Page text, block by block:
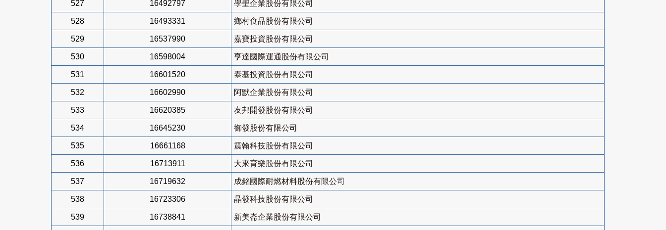
527 16492797 學聖企業股份有限公司
528 16493331 鄉村食品股份有限公司
529 16537990 嘉寶投資股份有限公司
530 16598004 亨達國際運通股份有限公司
531 16601520 泰基投資股份有限公司
532 16602990 阿默企業股份有限公司
533 16620385 友邦開發股份有限公司
534 16645230 御發股份有限公司
535 16661168 震翰科技股份有限公司
536 16713911 大來育樂股份有限公司
537 16719632 成銘國際耐燃材料股份有限公司
538 16723306 晶發科技股份有限公司
539 16738841 新美崙企業股份有限公司